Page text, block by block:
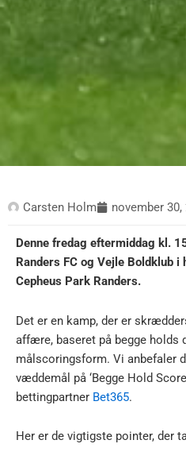
Carsten Holm november 30,
Denne fredag eftermiddag kl.
Randers FC og Vejle Boldklub
Cepheus Park Randers.
Det er en kamp, der er
affære, baseret på begge holds
målscoringsform. Vi anbefaler
væddemål på ‘Begge Hold
bettingpartner Bet365.
Her er de vigtigste pointer, der